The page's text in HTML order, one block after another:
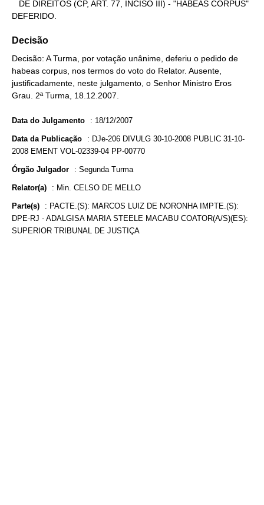
DEFERIDO.
Decisão
Decisão: A Turma, por votação unânime, deferiu o pedido de
habeas corpus, nos termos do voto do Relator. Ausente,
justificadamente, neste julgamento, o Senhor Ministro Eros
Grau. 2ª Turma, 18.12.2007.
Data do Julgamento : 18/12/2007
Data da Publicação : DJe-206 DIVULG 30-10-2008 PUBLIC 31-10-
2008 EMENT VOL-02339-04 PP-00770
Órgão Julgador : Segunda Turma
Relator(a) : Min. CELSO DE MELLO
Parte(s) : PACTE.(S): MARCOS LUIZ DE NORONHA IMPTE.(S):
DPE-RJ - ADALGISA MARIA STEELE MACABU COATOR(A/S)(ES):
SUPERIOR TRIBUNAL DE JUSTIÇA